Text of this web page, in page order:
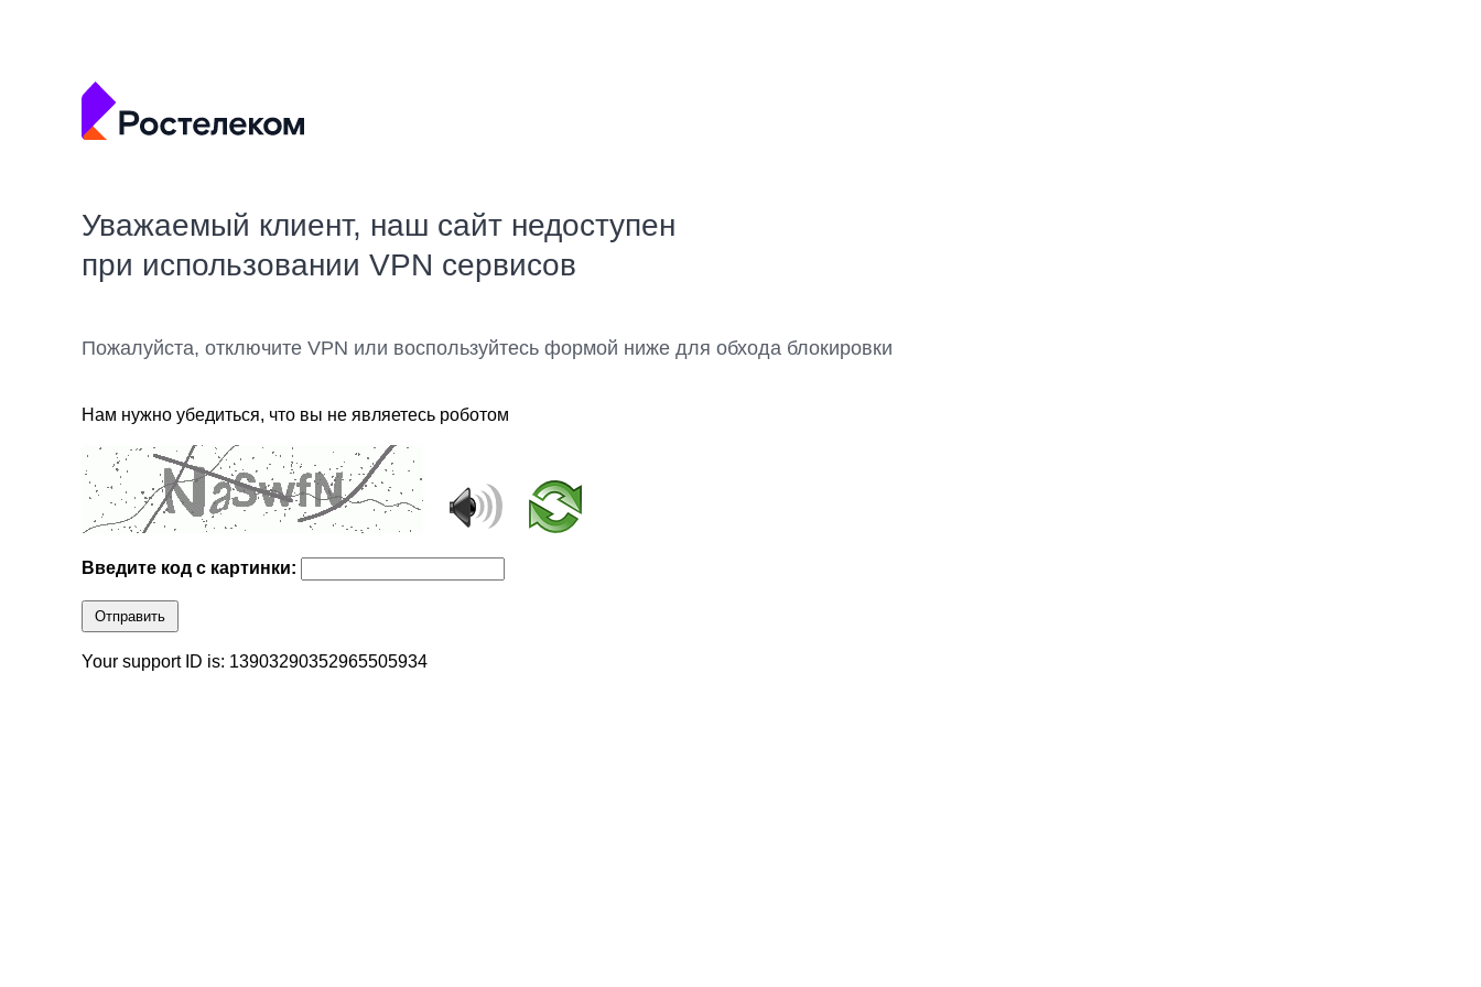
Уважаемый клиент, наш сайт недоступен
при использовании VPN сервисов
Пожалуйста, отключите VPN или воспользуйтесь формой ниже для обхода блокировки
Нам нужно убедиться, что вы не являетесь роботом
Введите код с картинки:
Отправить
Your support ID is: 13903290352965505934